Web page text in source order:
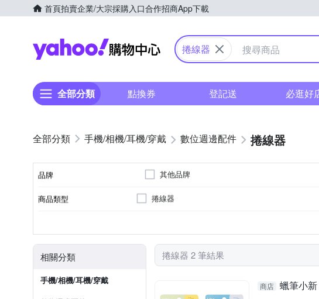
首頁拍賣企業/大宗採購入口合作招商App下載
Yahoo購物中心
捲線器
全部分類 點換券 登記送 必逛好
手機/相機/耳機/穿戴 數位週邊配件 捲線器
品牌 其他品牌
商品類型 捲線器
相關分類
手機/相機/耳機/穿戴
捲線器 2 筆結果
商店 蠟筆小